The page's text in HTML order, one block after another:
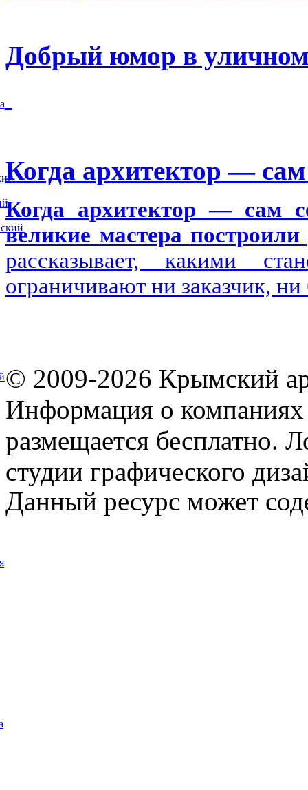
Добрый юмор в уличном
Когда архитектор — сам
Когда архитектор — сам
великие мастера построили
рассказывает, какими
ограничивают ни заказчик,
© 2009-2026 Крымский
Информация о компаниях
размещается бесплатно.
студии графического
Данный ресурс может